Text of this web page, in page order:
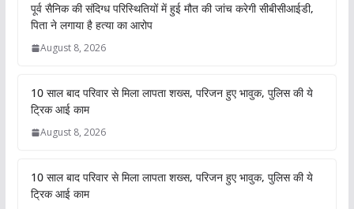
पूर्व सैनिक की संदिग्ध परिस्थितियों में हुई मौत की जांच करेगी सीबीसीआईडी,
पिता ने लगाया है हत्या का आरोप
August 8, 2026
10 साल बाद परिवार से मिला लापता शख्स, परिजन हुए भावुक, पुलिस की ये
ट्रिक आई काम
August 8, 2026
10 साल बाद परिवार से मिला लापता शख्स, परिजन हुए भावुक, पुलिस की ये
ट्रिक आई काम